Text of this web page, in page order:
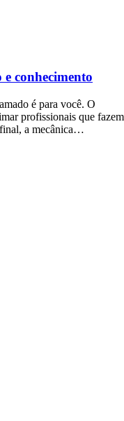
conhecimento
é para você. O
profissionais que fazem
a mecânica…